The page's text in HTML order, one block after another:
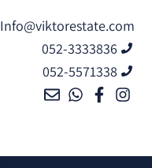
Info@viktorestate.com
052-3333836
052-5571338